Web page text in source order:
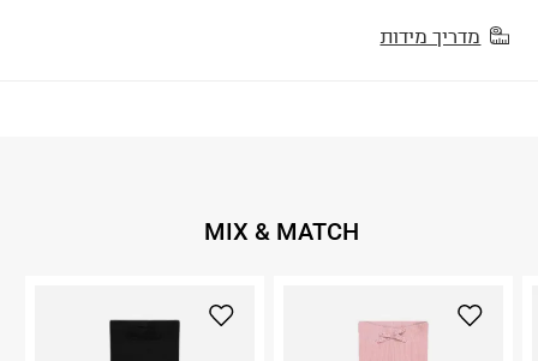
מדריך מידות
MIX & MATCH